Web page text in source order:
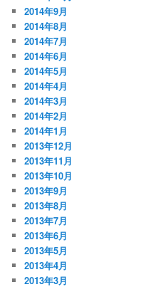
2014年9月
2014年8月
2014年7月
2014年6月
2014年5月
2014年4月
2014年3月
2014年2月
2014年1月
2013年12月
2013年11月
2013年10月
2013年9月
2013年8月
2013年7月
2013年6月
2013年5月
2013年4月
2013年3月